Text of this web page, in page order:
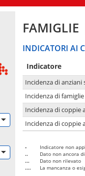
FAMIGLIE
INDICATORI AI
Indicatore
Incidenza di anziani
Incidenza di
Incidenza di coppie
Incidenza di coppie
-
Indicatore non
..
Dato non ancora
...
Dato non rilevato
....
La mancanza o